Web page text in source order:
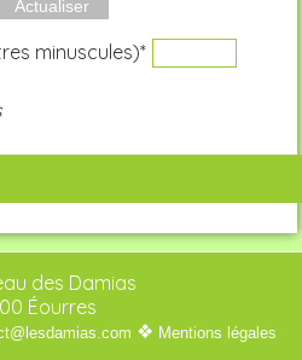
minuscules)*
des Damias
Éourres
❖ Mentions légales